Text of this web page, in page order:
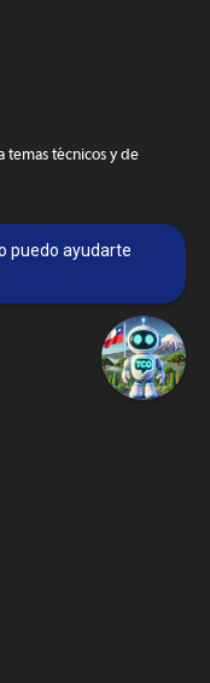
temas técnicos y de
puedo ayudarte